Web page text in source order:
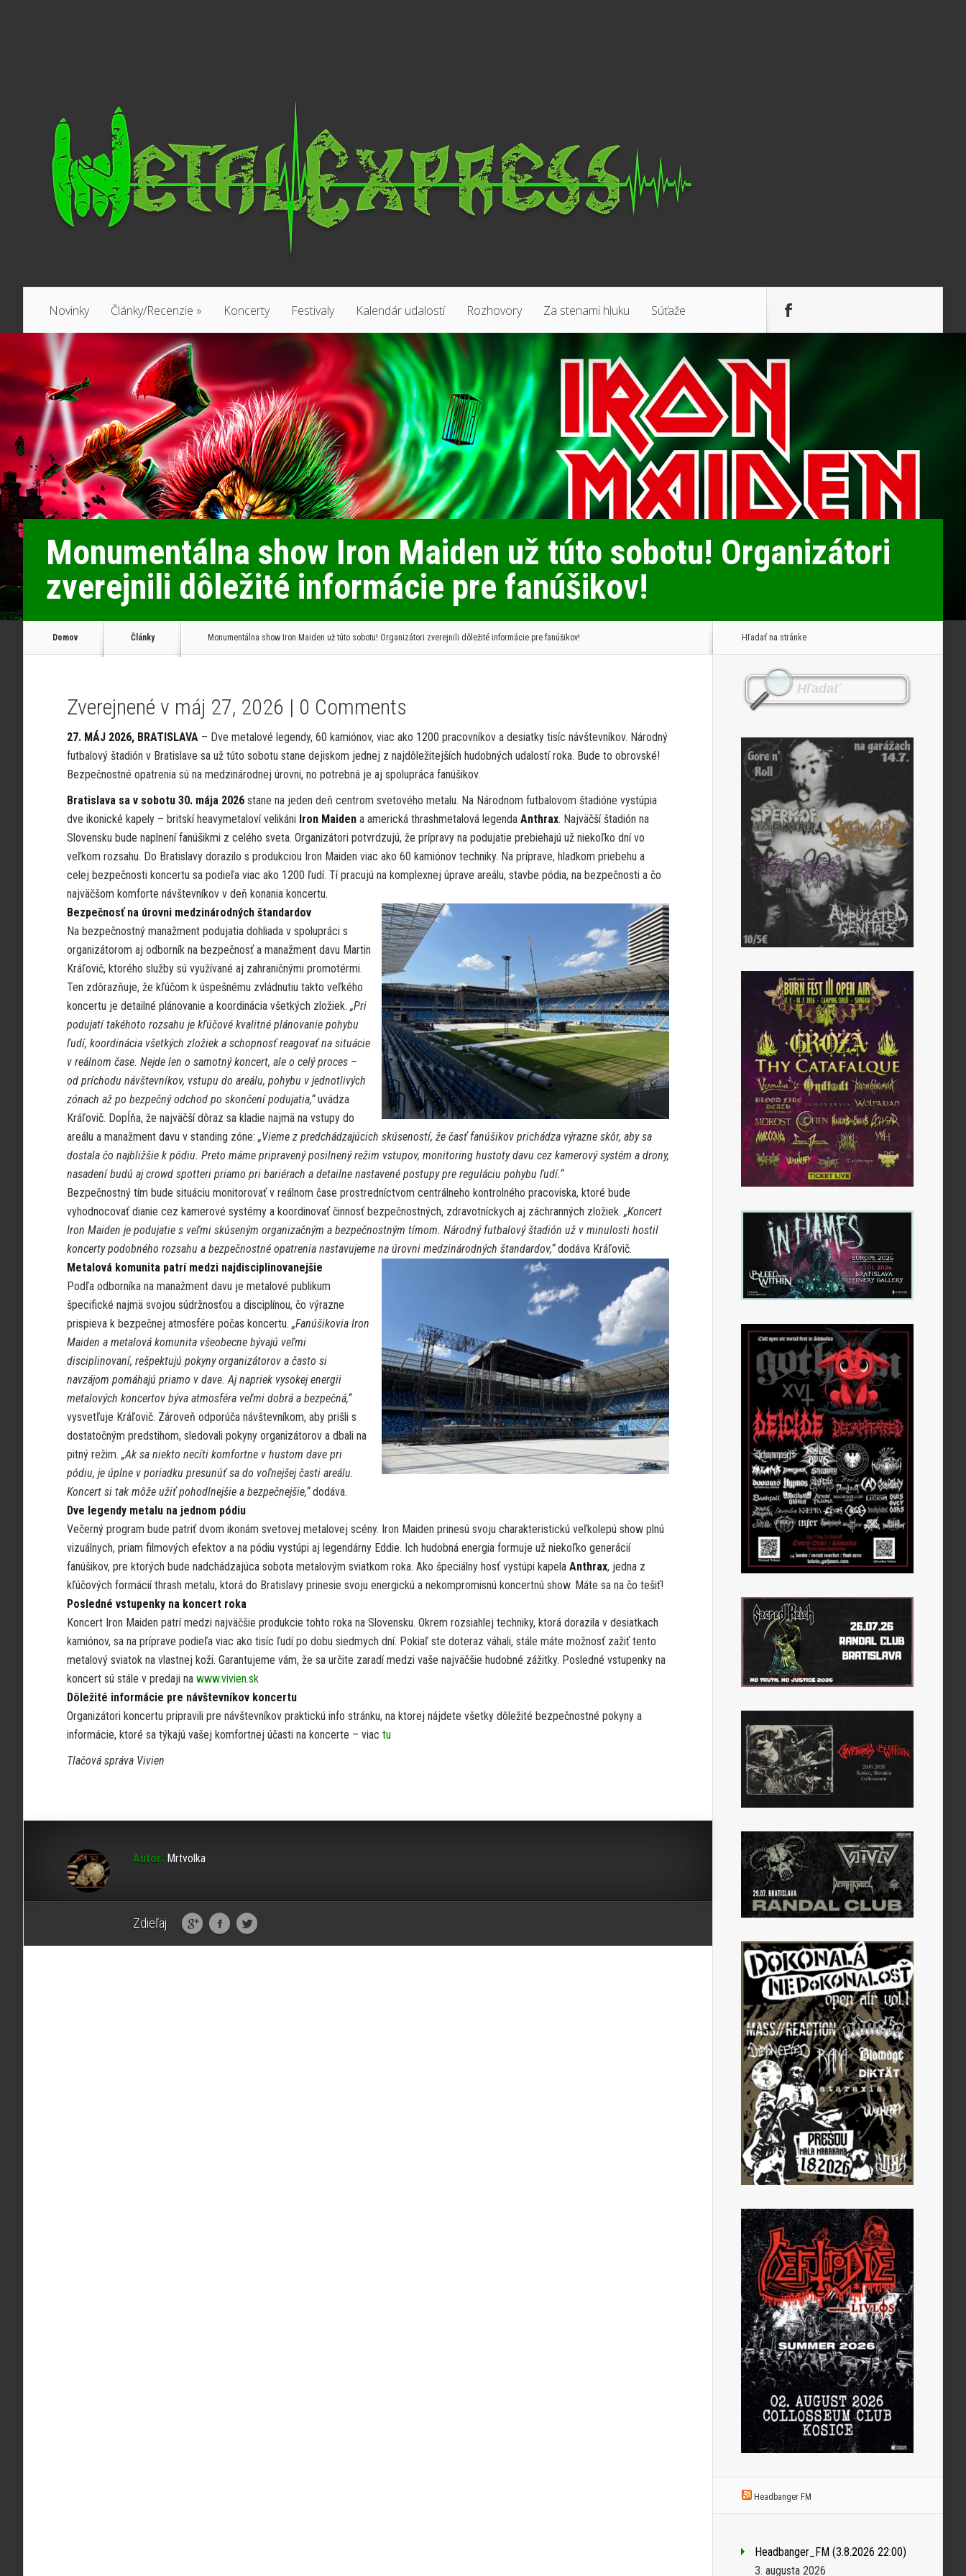
Novinky Články/Recenzie » Koncerty Festivaly Kalendár udalostí Rozhovory Za stenami hluku Súťaže
Monumentálna show Iron Maiden už túto sobotu! Organizátori
zverejnili dôležité informácie pre fanúšikov!
Domov Články Monumentálna show Iron Maiden už túto sobotu! Organizátori zverejnili dôležité informácie pre fanúšikov!
Zverejnené v máj 27, 2026 | 0 Comments
27. MÁJ 2026, BRATISLAVA – Dve metalové legendy, 60 kamiónov, viac ako 1200 pracovníkov a desiatky tisíc návštevníkov. Národný
futbalový štadión v Bratislave sa už túto sobotu stane dejiskom jednej z najdôležitejších hudobných udalostí roka. Bude to obrovské!
Bezpečnostné opatrenia sú na medzinárodnej úrovni, no potrebná je aj spolupráca fanúšikov.
Bratislava sa v sobotu 30. mája 2026 stane na jeden deň centrom svetového metalu. Na Národnom futbalovom štadióne vystúpia
dve ikonické kapely – britskí heavymetaloví velikáni Iron Maiden a americká thrashmetalová legenda Anthrax. Najväčší štadión na
Slovensku bude naplnení fanúšikmi z celého sveta. Organizátori potvrdzujú, že prípravy na podujatie prebiehajú už niekoľko dní vo
veľkom rozsahu. Do Bratislavy dorazilo s produkciou Iron Maiden viac ako 60 kamiónov techniky. Na príprave, hladkom priebehu a
celej bezpečnosti koncertu sa podieľa viac ako 1200 ľudí. Tí pracujú na komplexnej úprave areálu, stavbe pódia, na bezpečnosti a čo
najväčšom komforte návštevníkov v deň konania koncertu.
Bezpečnosť na úrovni medzinárodných štandardov
Na bezpečnostný manažment podujatia dohliada v spolupráci s
organizátorom aj odborník na bezpečnosť a manažment davu Martin
Kráľovič, ktorého služby sú využívané aj zahraničnými promotérmi.
Ten zdôrazňuje, že kľúčom k úspešnému zvládnutiu takto veľkého
koncertu je detailné plánovanie a koordinácia všetkých zložiek. „Pri
podujatí takéhoto rozsahu je kľúčové kvalitné plánovanie pohybu
ľudí, koordinácia všetkých zložiek a schopnosť reagovať na situácie
v reálnom čase. Nejde len o samotný koncert, ale o celý proces –
od príchodu návštevníkov, vstupu do areálu, pohybu v jednotlivých
zónach až po bezpečný odchod po skončení podujatia,“uvádza
Kráľovič. Dopĺňa, že najväčší dôraz sa kladie najmä na vstupy do
areálu a manažment davu v standing zóne: „Vieme z predchádzajúcich skúseností, že časť fanúšikov prichádza výrazne skôr, aby sa
dostala čo najbližšie k pódiu. Preto máme pripravený posilnený režim vstupov, monitoring hustoty davu cez kamerový systém a drony,
nasadení budú aj crowd spotteri priamo pri bariérach a detailne nastavené postupy pre reguláciu pohybu ľudí.“
Bezpečnostný tím bude situáciu monitorovať v reálnom čase prostredníctvom centrálneho kontrolného pracoviska, ktoré bude
vyhodnocovať dianie cez kamerové systémy a koordinovať činnosť bezpečnostných, zdravotníckych aj záchranných zložiek. „Koncert
Iron Maiden je podujatie s veľmi skúseným organizačným a bezpečnostným tímom. Národný futbalový štadión už v minulosti hostil
koncerty podobného rozsahu a bezpečnostné opatrenia nastavujeme na úrovni medzinárodných štandardov,“dodáva Kráľovič.
Metalová komunita patrí medzi najdisciplinovanejšie
Podľa odborníka na manažment davu je metalové publikum
špecifické najmä svojou súdržnosťou a disciplínou, čo výrazne
prispieva k bezpečnej atmosfére počas koncertu. „Fanúšikovia Iron
Maiden a metalová komunita všeobecne bývajú veľmi
disciplinovaní, rešpektujú pokyny organizátorov a často si
navzájom pomáhajú priamo v dave. Aj napriek vysokej energii
metalových koncertov býva atmosféra veľmi dobrá a bezpečná,“
vysvetľuje Kráľovič. Zároveň odporúča návštevníkom, aby prišli s
dostatočným predstihom, sledovali pokyny organizátorov a dbali na
pitný režim. „Ak sa niekto necíti komfortne v hustom dave pri
pódiu, je úplne v poriadku presunúť sa do voľnejšej časti areálu.
Koncert si tak môže užiť pohodlnejšie a bezpečnejšie,“dodáva.
Dve legendy metalu na jednom pódiu
Večerný program bude patriť dvom ikonám svetovej metalovej scény. Iron Maiden prinesú svoju charakteristickú veľkolepú show plnú
vizuálnych, priam filmových efektov a na pódiu vystúpi aj legendárny Eddie. Ich hudobná energia formuje už niekoľko generácií
fanúšikov, pre ktorých bude nadchádzajúca sobota metalovým sviatkom roka. Ako špeciálny hosť vystúpi kapela Anthrax, jedna z
kľúčových formácií thrash metalu, ktorá do Bratislavy prinesie svoju energickú a nekompromisnú koncertnú show. Máte sa na čo tešiť!
Posledné vstupenky na koncert roka
Koncert Iron Maiden patrí medzi najväčšie produkcie tohto roka na Slovensku. Okrem rozsiahlej techniky, ktorá dorazila v desiatkach
kamiónov, sa na príprave podieľa viac ako tisíc ľudí po dobu siedmych dní. Pokiaľ ste doteraz váhali, stále máte možnosť zažiť tento
metalový sviatok na vlastnej koži. Garantujeme vám, že sa určite zaradí medzi vaše najväčšie hudobné zážitky. Posledné vstupenky na
koncert sú stále v predaji na www.vivien.sk
Dôležité informácie pre návštevníkov koncertu
Organizátori koncertu pripravili pre návštevníkov praktickú info stránku, na ktorej nájdete všetky dôležité bezpečnostné pokyny a
informácie, ktoré sa týkajú vašej komfortnej účasti na koncerte – viac tu
Tlačová správa Vivien
Autor: Mrtvolka
Zdieľaj
Hľadať na stránke
Headbanger FM
Headbanger_FM (3.8.2026 22:00)
3. augusta 2026